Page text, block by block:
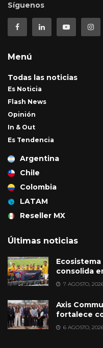
Síguenos
Menú
Todas las noticias
Es Noticia
Flash News
Opinión
In & Out
Es Tendencia
Argentina
Chile
Colombia
LATAM
Reseller MX
Últimas noticias
consolida
7 AGOSTO,
Axis
fortalece
6 AGOSTO,